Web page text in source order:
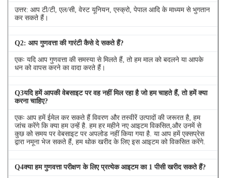
उत्तर: आप टी/टी, एल/सी, वेस्ट यूनियन, एस्क्रो, पेपाल आदि के माध्यम से भुगतान
कर सकते हैं।
Q2: आप गुणवत्ता की गारंटी कैसे दे सकते हैं?
एकः यदि आप गुणवत्ता की समस्या से मिलते हैं, तो हम माल को बदलने या आपके
धन को वापस करने का वादा करते हैं।
Q3यदि हमें आपकी वेबसाइट पर वह नहीं मिल रहा है जो हम चाहते हैं, तो हमें क्या
करना चाहिए?
एकः आप हमें ईमेल कर सकते हैं विवरण और तस्वीरें उत्पादों की जरूरत है, हम
जांच करेंगे कि क्या हम उन्हें है. हम हर महीने नए आइटम विकसित,और उनमें से
कुछ को समय पर वेबसाइट पर अपलोड नहीं किया गया है. या आप हमें एक्सप्रेस
द्वारा नमूना भेज सकते हैं, हम थोक खरीद के लिए इस आइटम को विकसित करेंगे.
Q4क्या हम गुणवत्ता परीक्षण के लिए प्रत्येक आइटम का 1 पीसी खरीद सकते हैं?